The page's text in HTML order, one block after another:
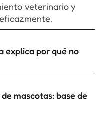
veterinario y
explica por qué no
mascotas: base de